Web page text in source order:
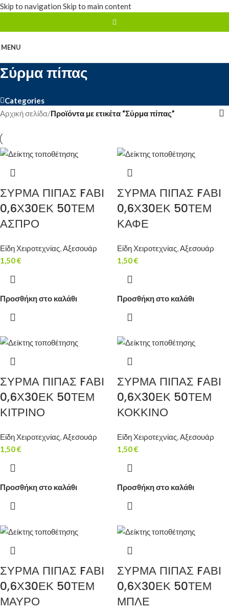
Skip to navigation Skip to main content
MENU
Σύρμα πίπας
Categories
Αρχική σελίδα/Προϊόντα με ετικέτα “Σύρμα πίπας”
ΣΥΡΜΑ ΠΙΠΑΣ FΑΒΙ
0,6Χ30ΕΚ 50ΤΕΜ
ΑΣΠΡΟ
Είδη Χειροτεχνίας,Αξεσουάρ
1,50€
Προσθήκη στο καλάθι
ΣΥΡΜΑ ΠΙΠΑΣ FΑΒΙ
0,6Χ30ΕΚ 50ΤΕΜ
ΚΑΦΕ
Είδη Χειροτεχνίας,Αξεσουάρ
1,50€
Προσθήκη στο καλάθι
ΣΥΡΜΑ ΠΙΠΑΣ FΑΒΙ
0,6Χ30ΕΚ 50ΤΕΜ
ΚΙΤΡΙΝΟ
Είδη Χειροτεχνίας,Αξεσουάρ
1,50€
Προσθήκη στο καλάθι
ΣΥΡΜΑ ΠΙΠΑΣ FΑΒΙ
0,6Χ30ΕΚ 50ΤΕΜ
ΚΟΚΚΙΝΟ
Είδη Χειροτεχνίας,Αξεσουάρ
1,50€
Προσθήκη στο καλάθι
ΣΥΡΜΑ ΠΙΠΑΣ FΑΒΙ
0,6Χ30ΕΚ 50ΤΕΜ
ΜΑΥΡΟ
ΣΥΡΜΑ ΠΙΠΑΣ FΑΒΙ
0,6Χ30ΕΚ 50ΤΕΜ
ΜΠΛΕ